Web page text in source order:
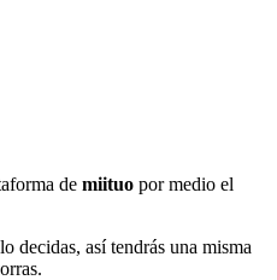
de miituo por medio el
decidas, así tendrás una misma